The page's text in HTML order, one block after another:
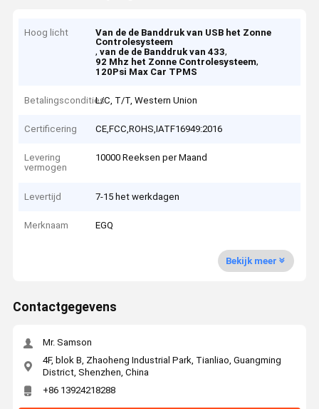
Hoog licht
Van de de Banddruk van USB het Zonne
Controlesysteem
,van de de Banddruk van 433,
92 Mhz het Zonne Controlesysteem,
120Psi Max Car TPMS
BetalingsconditiesL/C, T/T, Western Union
Certificering CE,FCC,ROHS,IATF16949:2016
Levering
vermogen
10000 Reeksen per Maand
Levertijd 7-15 het werkdagen
Merknaam EGQ
Bekijk meer
Contactgegevens
Mr. Samson
4F, blok B, Zhaoheng Industrial Park, Tianliao, Guangming
District, Shenzhen, China
+86 13924218288